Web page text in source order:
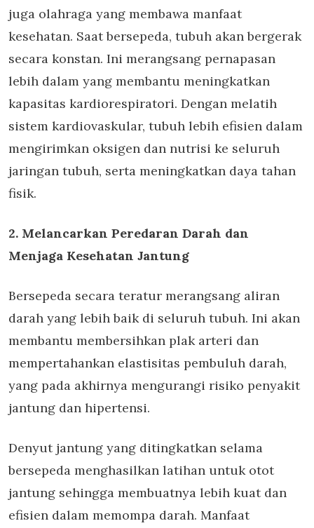
juga olahraga yang membawa manfaat
kesehatan. Saat bersepeda, tubuh akan bergerak
secara konstan. Ini merangsang pernapasan
lebih dalam yang membantu meningkatkan
kapasitas kardiorespiratori. Dengan melatih
sistem kardiovaskular, tubuh lebih efisien dalam
mengirimkan oksigen dan nutrisi ke seluruh
jaringan tubuh, serta meningkatkan daya tahan
fisik.
2. Melancarkan Peredaran Darah dan
Menjaga Kesehatan Jantung
Bersepeda secara teratur merangsang aliran
darah yang lebih baik di seluruh tubuh. Ini akan
membantu membersihkan plak arteri dan
mempertahankan elastisitas pembuluh darah,
yang pada akhirnya mengurangi risiko penyakit
jantung dan hipertensi.
Denyut jantung yang ditingkatkan selama
bersepeda menghasilkan latihan untuk otot
jantung sehingga membuatnya lebih kuat dan
efisien dalam memompa darah. Manfaat